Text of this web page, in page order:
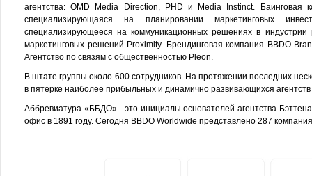
агентства: OMD Media Direction, PHD и Media Instinct.
специализирующаяся на планировании маркетинговых
специализирующееся на коммуникационных решениях в индустрии
маркетинговых решений Proximity. Брендинговая компания BBDO
Агентство по связям с общественностью Pleon.
В штате группы около 600 сотрудников. На протяжении последних
в пятерке наиболее прибыльных и динамично развивающихся
Аббревиатура «ББДО» - это инициалы основателей агентства
офис в 1891 году. Сегодня BBDO Worldwide представлено 287